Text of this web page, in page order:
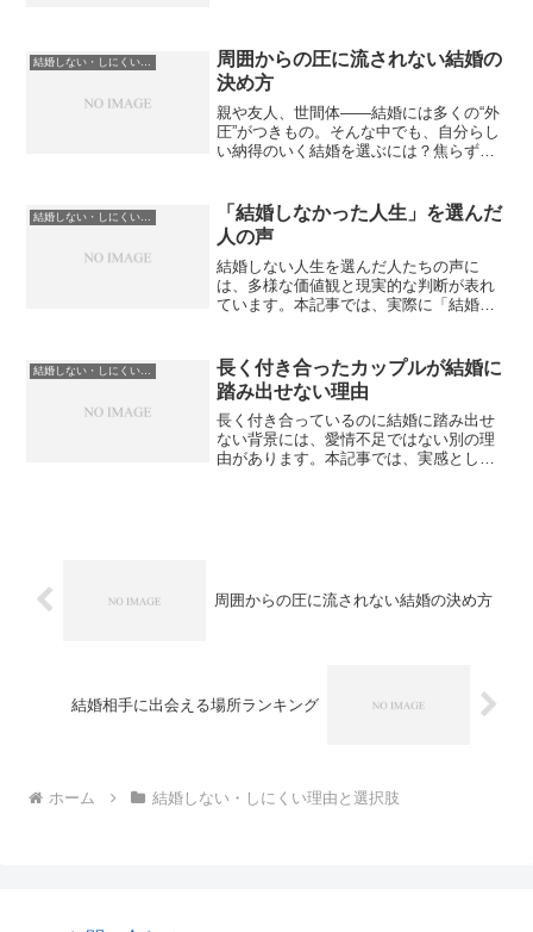
結婚しない・しにくい理由と選択肢
周囲からの圧に流されない結婚の
決め方
親や友人、世間体――結婚には多くの“外
圧”がつきもの。そんな中でも、自分らし
い納得のいく結婚を選ぶには？焦らず、
「結婚しなかった人生」を選んだ
人の声
結婚しない人生を選んだ人たちの声に
は、多様な価値観と現実的な判断が表れ
ています。本記事では、実際に「結婚し
択を理解するための視点を紹介します。
長く付き合ったカップルが結婚に
踏み出せない理由
長く付き合っているのに結婚に踏み出せ
ない背景には、愛情不足ではない別の理
由があります。本記事では、実感として
周囲からの圧に流されない結婚の決め方
結婚相手に出会える場所ランキング
ホーム 結婚しない・しにくい理由と選択肢